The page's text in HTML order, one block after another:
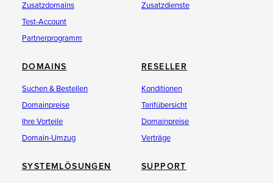
Zusatzdomains
Test-Account
Partnerprogramm
Zusatzdienste
DOMAINS
Suchen & Bestellen
Domainpreise
Ihre Vorteile
Domain-Umzug
RESELLER
Konditionen
Tarifübersicht
Domainpreise
Verträge
SYSTEMLÖSUNGEN SUPPORT